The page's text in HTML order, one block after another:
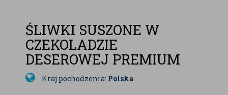
ŚLIWKI SUSZONE W
CZEKOLADZIE
DESEROWEJ PREMIUM
Kraj pochodzenia: Polska